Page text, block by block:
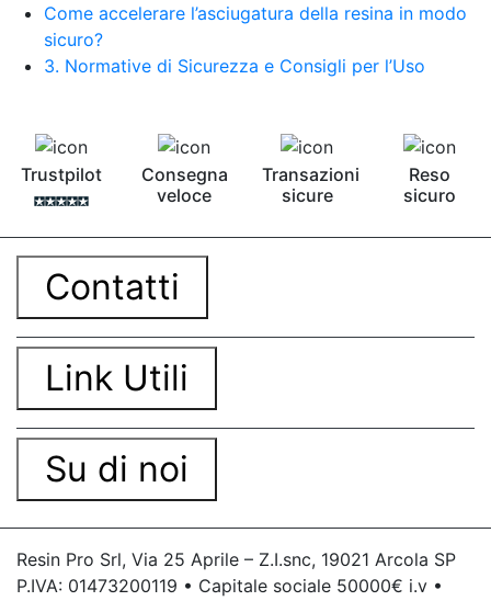
Come accelerare l’asciugatura della resina in modo
sicuro?
3. Normative di Sicurezza e Consigli per l’Uso
Trustpilot
Consegna
veloce
Transazioni
sicure
Reso
sicuro
Contatti
Link Utili
Su di noi
Resin Pro Srl, Via 25 Aprile – Z.I.snc, 19021 Arcola SP
P.IVA: 01473200119 • Capitale sociale 50000€ i.v •